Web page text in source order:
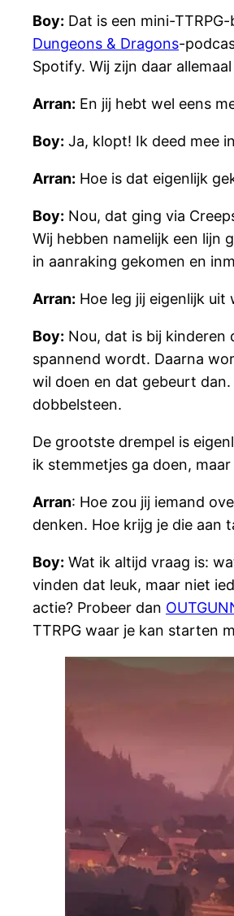
Boy: Dat is een mini-
Dungeons & Dragons-
Spotify. Wij zijn daar
Arran: En jij hebt wel eens
Boy: Ja, klopt! Ik deed mee
Arran: Hoe is dat eigenlijk
Boy: Nou, dat ging via
Wij hebben namelijk een lijn
in aanraking gekomen en
Arran: Hoe leg jij eigenlijk uit
Boy: Nou, dat is bij kinderen
spannend wordt. Daarna
wil doen en dat gebeurt
dobbelsteen.
De grootste drempel is
ik stemmetjes ga doen,
Arran: Hoe zou jij iemand
denken. Hoe krijg je die aan
Boy: Wat ik altijd vraag is:
vinden dat leuk, maar niet
actie? Probeer dan
TTRPG waar je kan starten